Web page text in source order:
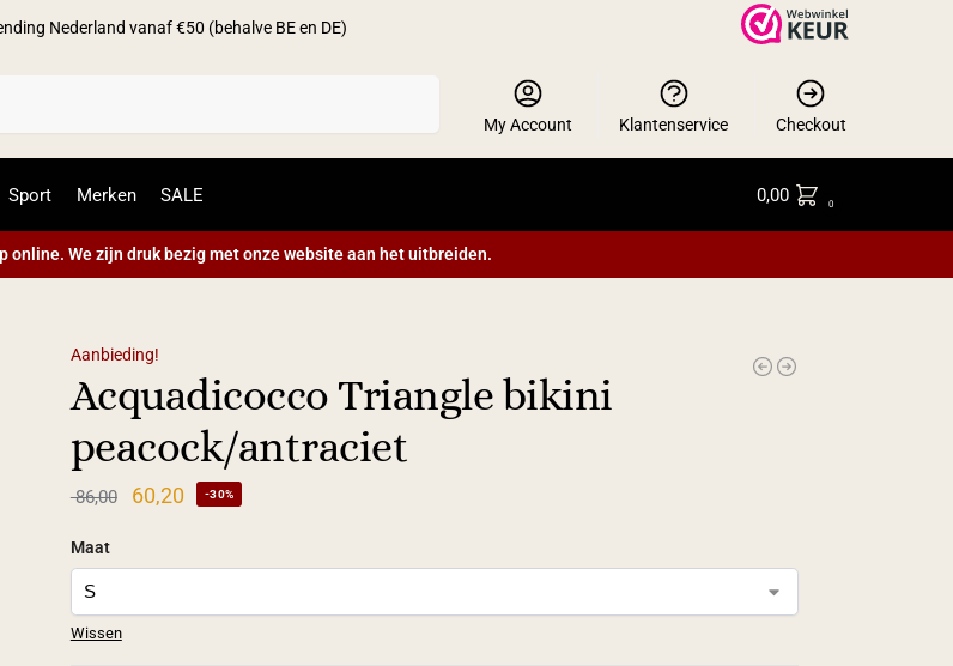
Nederland vanaf €50 (behalve BE en DE)
My Account Klantenservice Checkout
Sport Merken SALE 0,00 0
online. We zijn druk bezig met onze website aan het uitbreiden.
Aanbieding!
Acquadicocco Triangle bikini
peacock/antraciet
86,00 60,20 -30%
Maat
Wissen